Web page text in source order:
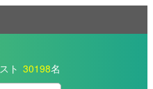
ト 30198名